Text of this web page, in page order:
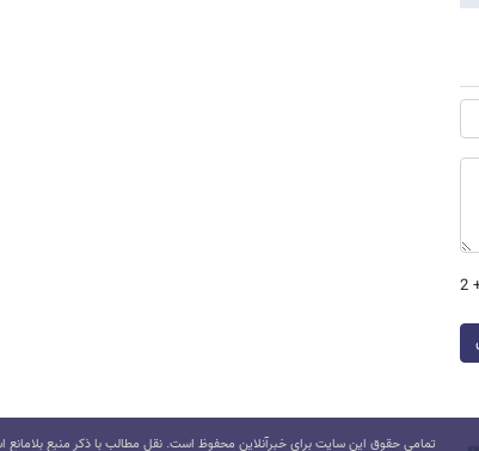
2
تمامی حقوق این سایت برای خبرآنلاین محفوظ است. نقل مطالب با ذکر منبع بلامانع